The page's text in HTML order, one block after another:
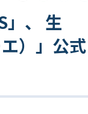
」、 生
）」公式